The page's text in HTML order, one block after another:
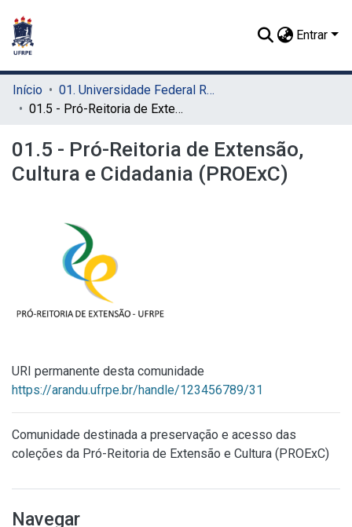
Entrar
Início
01. Universidade Federal Rural de Pernambuco - UFRPE (Sede)
01.5 - Pró-Reitoria de Extensão, Cultura e Cidadania (PROExC)
01.5 - Pró-Reitoria de Extensão,
Cultura e Cidadania (PROExC)
URI permanente desta comunidade
https://arandu.ufrpe.br/handle/123456789/31
Comunidade destinada a preservação e acesso das
coleções da Pró-Reitoria de Extensão e Cultura (PROExC)
Navegar